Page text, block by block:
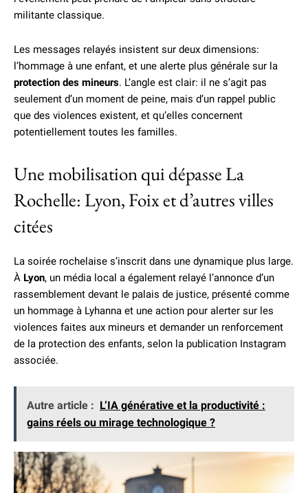
militante classique.
Les messages relayés insistent sur deux dimensions:
l’hommage à une enfant, et une alerte plus générale sur la
protection des mineurs. L’angle est clair: il ne s’agit pas
seulement d’un moment de peine, mais d’un rappel public
que des violences existent, et qu’elles concernent
potentiellement toutes les familles.
Une mobilisation qui dépasse La
Rochelle: Lyon, Foix et d’autres villes
citées
La soirée rochelaise s’inscrit dans une dynamique plus large.
À Lyon, un média local a également relayé l’annonce d’un
rassemblement devant le palais de justice, présenté comme
un hommage à Lyhanna et une action pour alerter sur les
violences faites aux mineurs et demander un renforcement
de la protection des enfants, selon la publication Instagram
associée.
Autre article : L’IA générative et la productivité :
gains réels ou mirage technologique ?